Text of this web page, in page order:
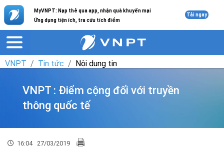
MyVNPT: Nạp thẻ qua app, nhận quà khuyến mại
Ứng dụng tiện ích, tra cứu tích điểm
Tải ngay
VNPT Tin tức Nội dung tin
VNPT : Điểm cộng đối với truyền
thông quốc tế
16:04 27/03/2019